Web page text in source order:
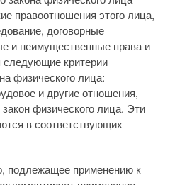
правоотношения этого лица,
договорные
и неимущественные права и
критерии
физического лица:
и другие отношения,
физического лица. Эти
в соответствующих
подлежащее применению к